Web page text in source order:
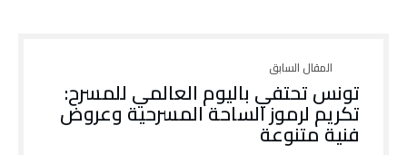
تونس تحتفي باليوم العالمي للمسرح:
تكريم لرموز الساحة المسرحية وعروض
فنية متنوعة